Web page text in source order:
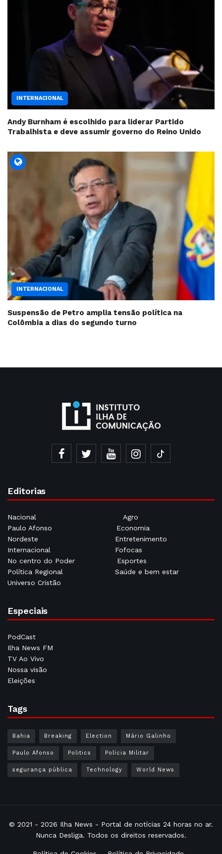
INTERNACIONAL
Andy Burnham é escolhido para liderar Partido
Trabalhista e deve assumir governo do Reino Unido
INTERNACIONAL
Suspensão de Petro amplia tensão política na
Colômbia a dias do segundo turno
Editorias
Nacional
Agro
Paulo Afonso
Economia
Nordeste
Entretenimento
Internacional
Fofocas
No centro do Poder
Esportes
Política Regional
Saúde e bem estar
Universo Cristão
Especiais
PodCast
Ilha News FM
TV Ao Vivo
Nossa visão
Eleições
Tags
Bahia Breaking Election Mário Galinho
Paulo Afonso Politics Polícia Militar
segurança pública Technology World News
© 2021 - 2026 Ilha News - Portal de notícias 24 horas no ar.
Nunca Desliga. Todos os direitos reservados.